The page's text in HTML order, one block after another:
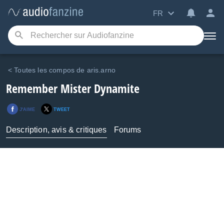
FR
< Toutes les compos de aris.arno
Remember Mister Dynamite
J'AIME TWEET
Description, avis & critiques Forums